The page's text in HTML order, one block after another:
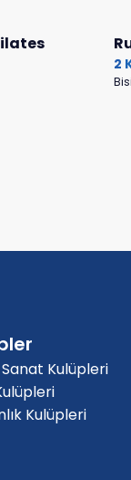
2
Kulüpleri
Kulüpleri